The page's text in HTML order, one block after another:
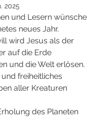
2025
und Lesern wünsche
neues Jahr.
wird Jesus als der
auf die Erde
und die Welt erlösen.
freiheitliches
aller Kreaturen
des Planeten